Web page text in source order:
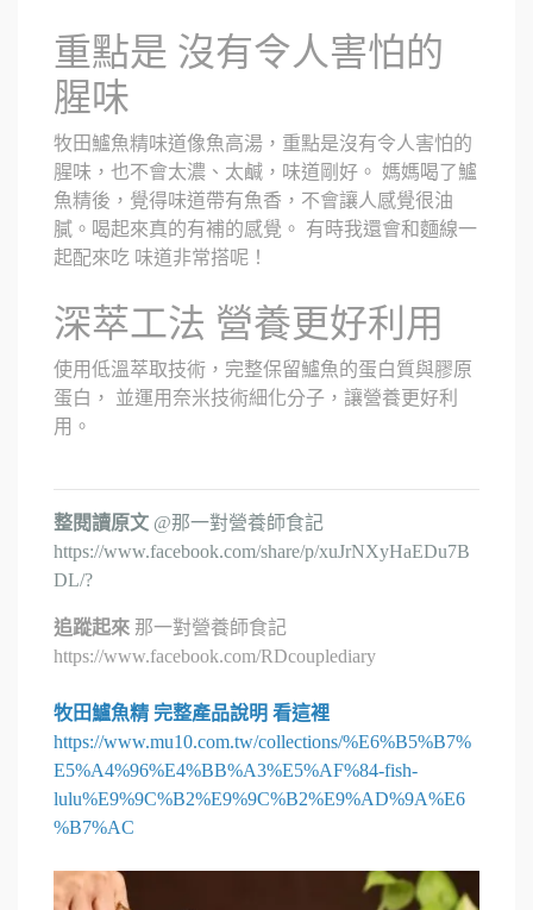
重點是 沒有令人害怕的
腥味
牧田鱸魚精味道像魚高湯，重點是沒有令人害怕的
腥味，也不會太濃、太鹹，味道剛好。 媽媽喝了鱸
魚精後，覺得味道帶有魚香，不會讓人感覺很油
膩。喝起來真的有補的感覺。 有時我還會和麵線一
起配來吃 味道非常搭呢！
深萃工法 營養更好利用
使用低溫萃取技術，完整保留鱸魚的蛋白質與膠原
蛋白， 並運用奈米技術細化分子，讓營養更好利
用。
整閱讀原文 @那一對營養師食記
https://www.facebook.com/share/p/xuJrNXyHaEDu7B
DL/?
追蹤起來 那一對營養師食記
https://www.facebook.com/RDcouplediary
牧田鱸魚精 完整產品說明 看這裡
https://www.mu10.com.tw/collections/%E6%B5%B7%
E5%A4%96%E4%BB%A3%E5%AF%84-fish-
lulu%E9%9C%B2%E9%9C%B2%E9%AD%9A%E6
%B7%AC